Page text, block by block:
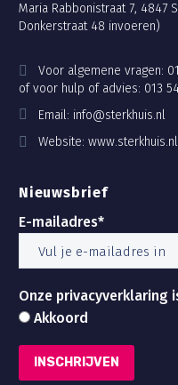
Maria Rabbonistraat 7, 4847
Donkerstraat 48 invoeren)
Voor algemene vragen:
of voor hulp of advies: 013
Email: info@sterkhuis.nl
Website: www.sterkhuis.nl
Nieuwsbrief
E-mailadres*
Onze privacyverklaring
Akkoord